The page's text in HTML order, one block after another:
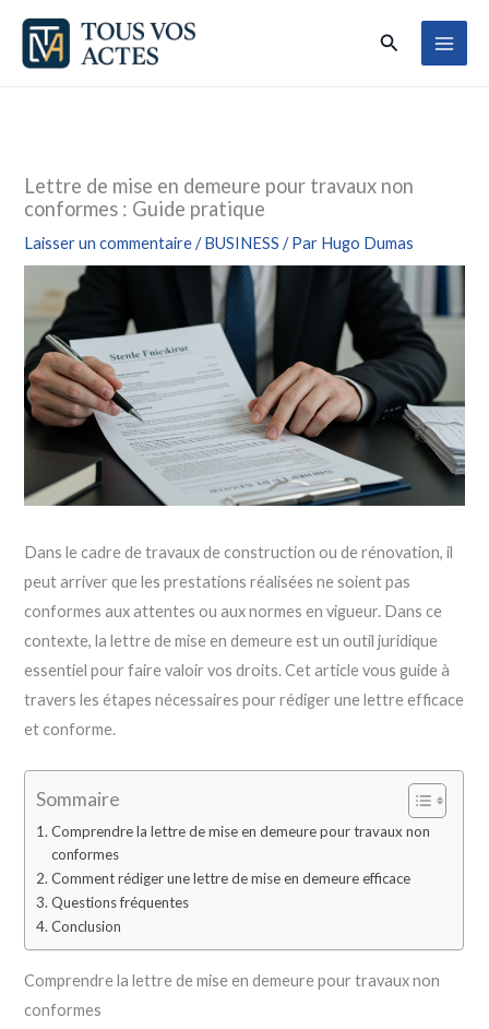
Aller
contenu
Rechercher
Lettre de mise en demeure pour travaux non
conformes : Guide pratique
Laisser un commentaire /BUSINESS / Par Hugo Dumas
Dans le cadre de travaux de construction ou de rénovation, il
peut arriver que les prestations réalisées ne soient pas
conformes aux attentes ou aux normes en vigueur. Dans ce
contexte, la lettre de mise en demeure est un outil juridique
essentiel pour faire valoir vos droits. Cet article vous guide à
travers les étapes nécessaires pour rédiger une lettre efficace
et conforme.
Sommaire
Comprendre la lettre de mise en demeure pour travaux non
conformes
Comment rédiger une lettre de mise en demeure efficace
Questions fréquentes
Conclusion
Comprendre la lettre de mise en demeure pour travaux non
conformes